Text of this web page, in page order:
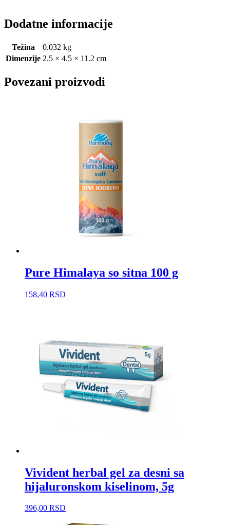
Dodatne informacije
Težina
0.032 kg
Dimenzije 2.5 × 4.5 × 11.2 cm
Povezani proizvodi
Pure Himalaya so sitna 100 g
158,40 RSD
Vivident herbal gel za desni sa
hijaluronskom kiselinom, 5g
396,00 RSD